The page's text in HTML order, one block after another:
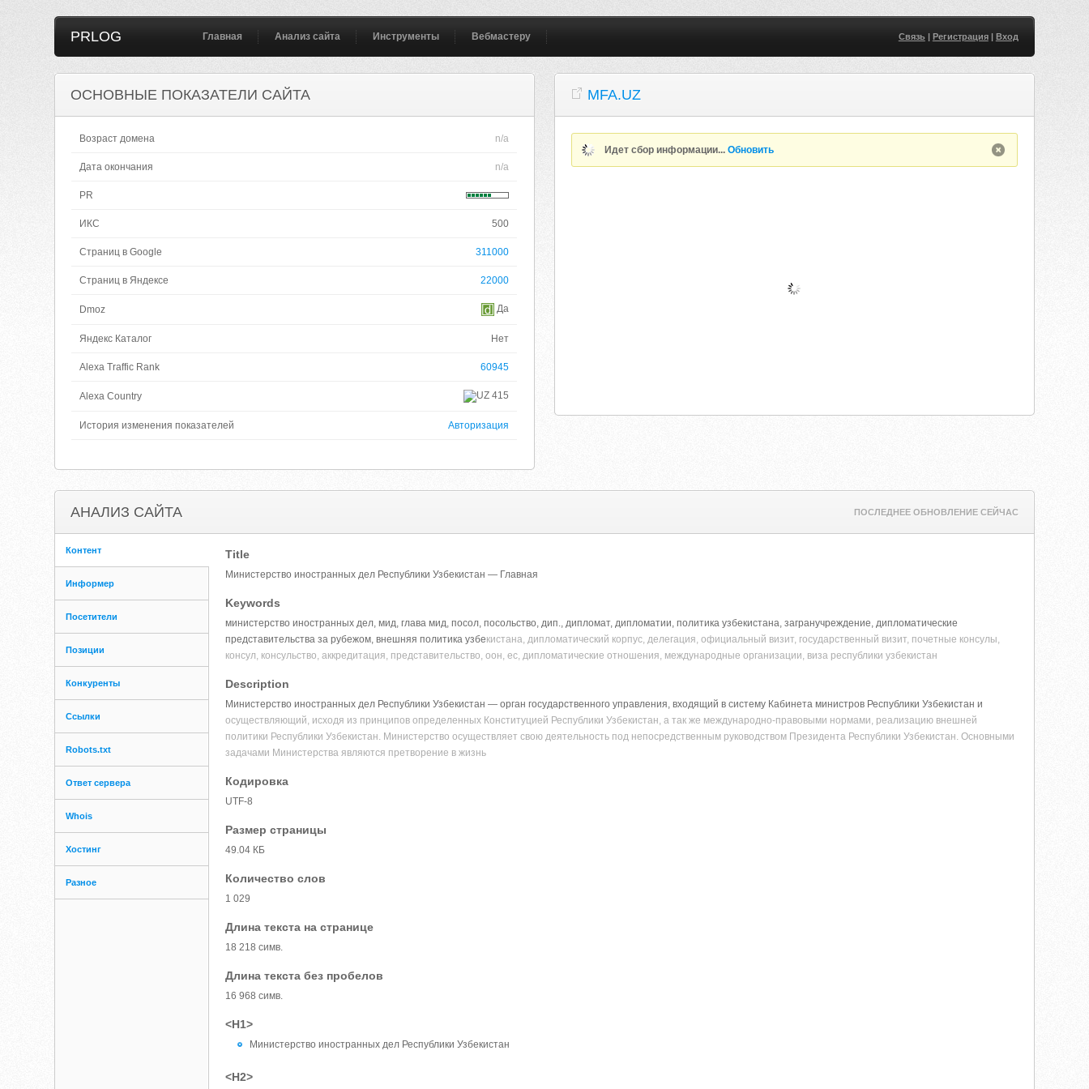
PRLOG Главная Анализ сайта Инструменты Вебмастеру Связь| Регистрация| Вход
ОСНОВНЫЕ ПОКАЗАТЕЛИ САЙТА
Возраст домена n/a
Дата окончания n/a
PR
ИКС 500
Страниц в Google 311000
Страниц в Яндексе 22000
Dmoz Да
Яндекс Каталог Нет
Alexa Traffic Rank 60945
Alexa Country 415
История изменения показателей Авторизация
MFA.UZ
Идет сбор информации...Обновить
АНАЛИЗ САЙТА ПОСЛЕДНЕЕ ОБНОВЛЕНИЕ СЕЙЧАС
Контент
Информер
Посетители
Позиции
Конкуренты
Ссылки
Robots.txt
Ответ сервера
Whois
Хостинг
Разное
Title
Министерство иностранных дел Республики Узбекистан — Главная
Keywords
министерство иностранных дел, мид, глава мид, посол, посольство, дип., дипломат, дипломатии, политика узбекистана, загранучреждение, дипломатические
представительства за рубежом, внешняя политика узбекистана, дипломатический корпус, делегация, официальный визит, государственный визит, почетные консулы,
консул, консульство, аккредитация, представительство, оон, ес, дипломатические отношения, международные организации, виза республики узбекистан
Description
Министерство иностранных дел Республики Узбекистан — орган государственного управления, входящий в систему Кабинета министров Республики Узбекистан и
осуществляющий, исходя из принципов определенных Конституцией Республики Узбекистан, а так же международно-правовыми нормами, реализацию внешней
политики Республики Узбекистан. Министерство осуществляет свою деятельность под непосредственным руководством Президента Республики Узбекистан. Основными
задачами Министерства являются претворение в жизнь
Кодировка
UTF-8
Размер страницы
49.04 КБ
Количество слов
1 029
Длина текста на странице
18 218 симв.
Длина текста без пробелов
16 968 симв.
<H1>
Министерство иностранных дел Республики Узбекистан
<H2>